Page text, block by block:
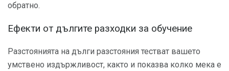
обратно.
Ефекти от дългите разходки за обучение
Разстоянията на дълги разстояния тестват вашето
умствено издържливост, както и показва колко мека е